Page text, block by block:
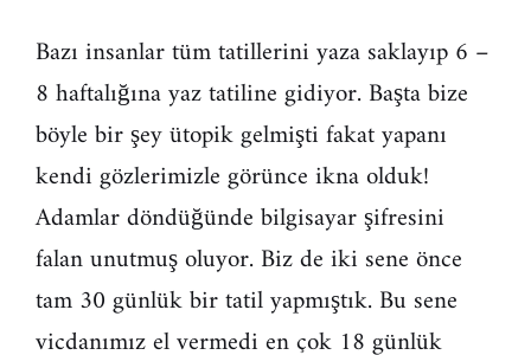
Bazı insanlar tüm tatillerini yaza saklayıp 6 –
8 haftalığına yaz tatiline gidiyor. Başta bize
böyle bir şey ütopik gelmişti fakat yapanı
kendi gözlerimizle görünce ikna olduk!
Adamlar döndüğünde bilgisayar şifresini
falan unutmuş oluyor. Biz de iki sene önce
tam 30 günlük bir tatil yapmıştık. Bu sene
vicdanımız el vermedi en çok 18 günlük